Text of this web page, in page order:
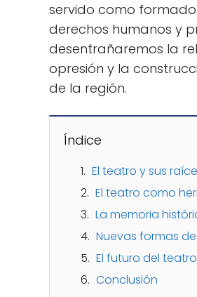
servido como
derechos humanos y
desentrañaremos la
opresión y la
de la región.
Índice
El teatro y sus
El teatro como
La memoria
Nuevas formas
El futuro del
Conclusión